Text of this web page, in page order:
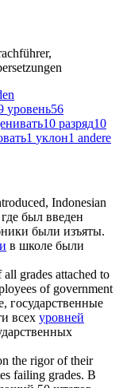
уровень56
10 разряд10
1 уклон1 andere
Indonesian
где был введен
были изъяты.
в школе были
all grades attached to
of government
государственные
всех уровней
the rigor of their
failing grades. В